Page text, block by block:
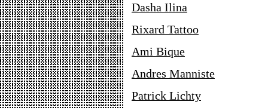
Dasha Ilina
Rixard Tattoo
Ami Bique
Andres Manniste
Patrick Lichty